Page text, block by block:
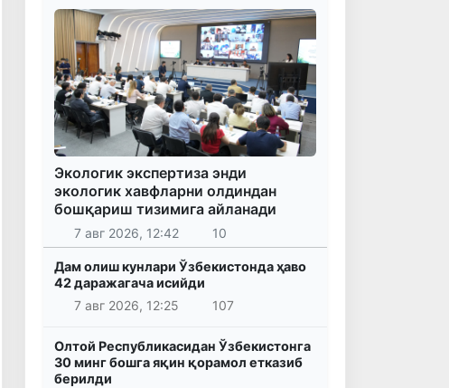
Экологик экспертиза энди
экологик хавфларни олдиндан
бошқариш тизимига айланади
7 авг 2026, 12:42 10
Дам олиш кунлари Ўзбекистонда ҳаво
42 даражагача исийди
7 авг 2026, 12:25
107
Олтой Республикасидан Ўзбекистонга
30 минг бошга яқин қорамол етказиб
берилди